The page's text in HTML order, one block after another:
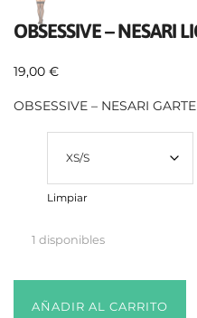
OBSESSIVE – NESARI
19,00 €
OBSESSIVE – NESARI
Limpiar
1 disponibles
AÑADIR AL CARRITO